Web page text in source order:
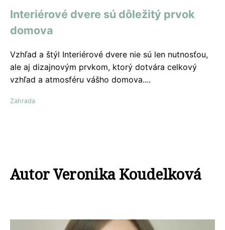
Interiérové ​​dvere sú dôležitý prvok
domova
Vzhľad a štýl Interiérové dvere nie sú len nutnosťou,
ale aj dizajnovým prvkom, ktorý dotvára celkový
vzhľad a atmosféru vášho domova....
Zahrada
Autor Veronika Koudelková